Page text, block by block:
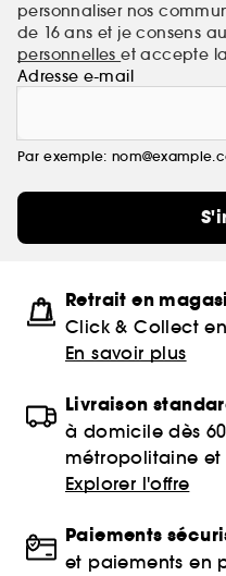
personnaliser nos
de 16 ans et je consens
personnelleset accepte la
Adresse e-mail
Par exemple:
Retrait en
Click & Collect
En savoir plus
Livraison
à domicile dès
métropolitaine
Explorer l'offre
Paiements
et paiements en